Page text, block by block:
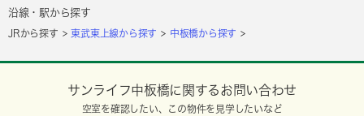
沿線・駅から探す
JRから探す 東武東上線から探す 中板橋から探す
サンライフ中板橋に関するお問い合わせ
空室を確認したい、この物件を見学したいなど